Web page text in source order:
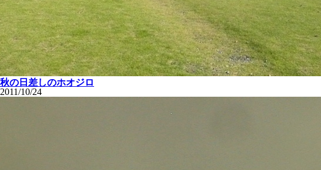
秋の日差しのホオジロ
2011/10/24